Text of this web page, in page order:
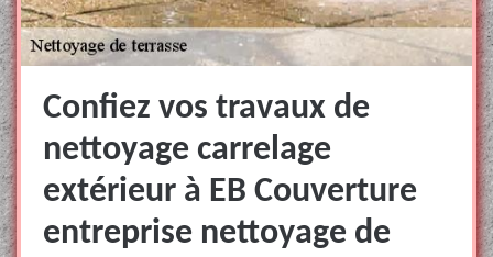
Confiez vos travaux de
nettoyage carrelage
extérieur à EB Couverture
entreprise nettoyage de